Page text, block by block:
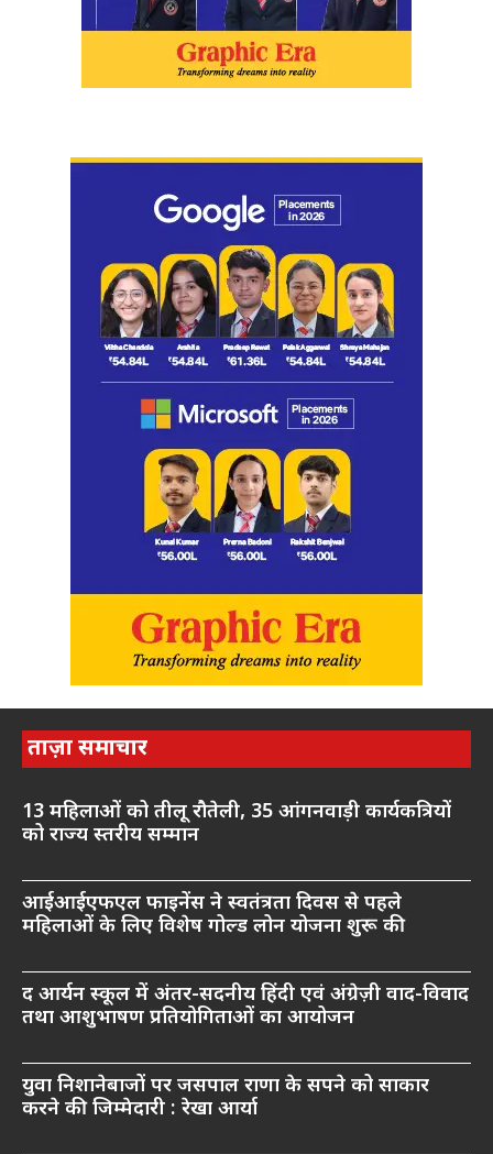
ताज़ा समाचार
13 महिलाओं को तीलू रौतेली, 35 आंगनवाड़ी कार्यकत्रियों
को राज्य स्तरीय सम्मान
आईआईएफएल फाइनेंस ने स्वतंत्रता दिवस से पहले
महिलाओं के लिए विशेष गोल्ड लोन योजना शुरू की
द आर्यन स्कूल में अंतर-सदनीय हिंदी एवं अंग्रेज़ी वाद-विवाद
तथा आशुभाषण प्रतियोगिताओं का आयोजन
युवा निशानेबाजों पर जसपाल राणा के सपने को साकार
करने की जिम्मेदारी : रेखा आर्या